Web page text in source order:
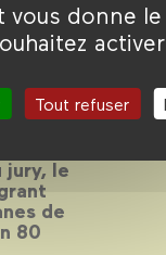
donne
activer
Tout refuser
jury, le
de
80